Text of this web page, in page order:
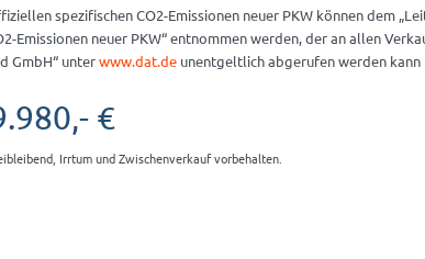
spezifischen CO2-Emissionen neuer PKW können dem
Emissionen neuer PKW“ entnommen werden, der an allen
GmbH“ unterwww.dat.de unentgeltlich abgerufen werden kann
€
Irrtum und Zwischenverkauf vorbehalten.